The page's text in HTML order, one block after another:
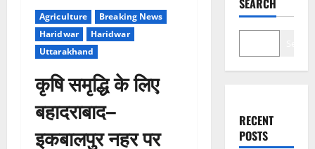
Agriculture
Breaking News
Haridwar
Haridwar
Uttarakhand
कृषि समृद्धि के लिए
बहादराबाद–
इकबालपुर नहर पर
SEARCH
RECENT
POSTS